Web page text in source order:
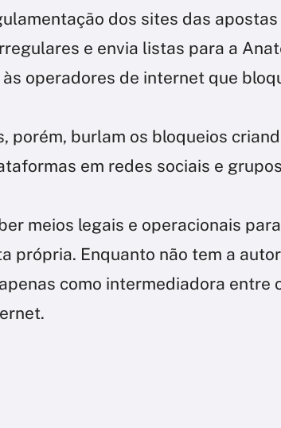
dos sites das
e envia listas para a
operadores de internet que
porém, burlam os bloqueios
em redes sociais e
meios legais e operacionais
própria. Enquanto não tem a
como intermediadora entre